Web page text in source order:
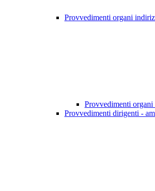
Provvedimenti organi
Provvedimenti
Provvedimenti dirigenti -